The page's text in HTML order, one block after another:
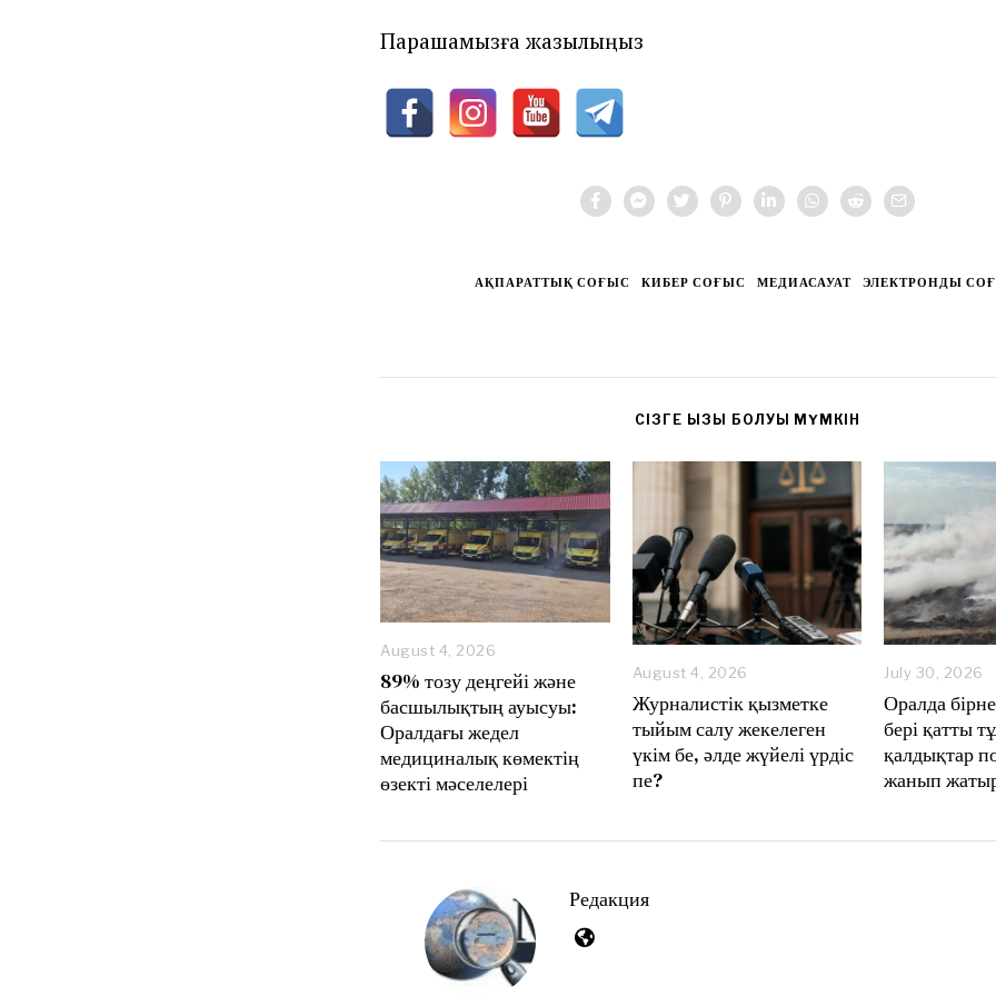
Парақшамызға жазылыңыз
АҚПАРАТТЫҚ СОҒЫС КИБЕР СОҒЫС МЕДИАСАУАТ ЭЛЕКТРОНДЫ
CІЗГЕ ҚЫЗЫҚ БОЛУЫ МҮМКІН
August 4, 2026
89% тозу деңгейі және
басшылықтың ауысуы:
Оралдағы жедел
медициналық көмектің
өзекті мәселелері
August 4, 2026
g
u
s
Журналистік қызметке
тыйым салу жекелеген
үкім бе, әлде жүйелі үрдіс
пе?
July 30, 2026
Оралда
бері қатты
қалдықтар
жанып
Редакция